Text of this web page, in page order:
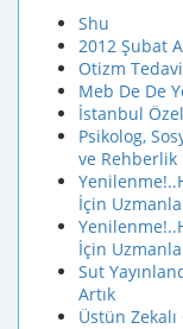
Shu
2012 Şubat
Otizm
Meb De De
İstanbul
Psikolog,
ve Rehberlik
İçin
İçin
Sut
Artık
Üstün